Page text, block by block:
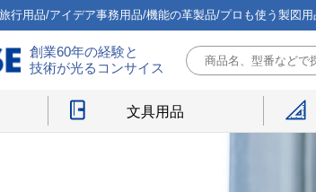
行用品/アイデア事務用品/機能の革製品/プロも使う製図用
創業60年の経験と
技術が光るコンサイス
文具用品